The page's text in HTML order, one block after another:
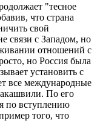
"тесное
что страна
свой
связи с Западом, но
отношений с
но Россия была
установить с
все международные
По его
по вступлению
того, что